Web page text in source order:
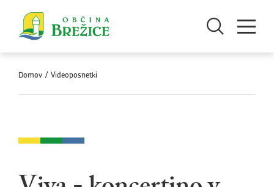
Odpri iskanjeOdpri meni
Domov / Videoposnetki